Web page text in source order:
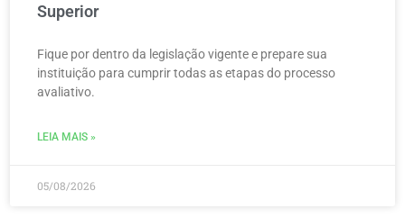
Superior
Fique por dentro da legislação vigente e prepare sua
instituição para cumprir todas as etapas do processo
avaliativo.
LEIA MAIS »
05/08/2026